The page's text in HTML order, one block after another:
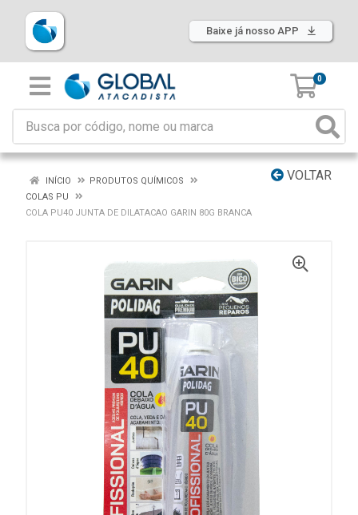
Baixe já nosso APP
0
VOLTAR
INÍCIO
PRODUTOS QUÍMICOS
COLAS PU
COLA PU40 JUNTA DE DILATACAO GARIN 80G BRANCA